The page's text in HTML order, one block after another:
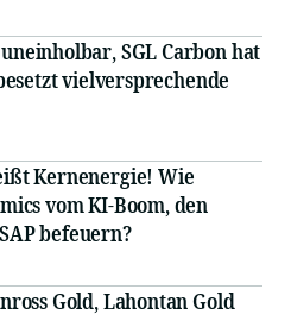
SGL Carbon hat
vielversprechende
Kernenergie! Wie
vom KI-Boom, den
befeuern?
Gold, Lahontan Gold